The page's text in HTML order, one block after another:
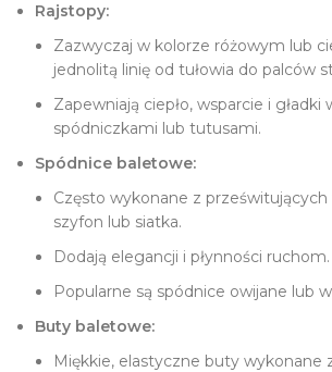
Rajstopy:
Zazwyczaj w kolorze różowym lub
jednolitą linię od tułowia do palców
Zapewniają ciepło, wsparcie i gładki
spódniczkami lub tutusami.
Spódnice baletowe:
Często wykonane z
szyfon lub siatka.
Dodają elegancji i płynności ruchom.
Popularne są spódnice owijane lub
Buty baletowe:
Miękkie, elastyczne buty wykonane